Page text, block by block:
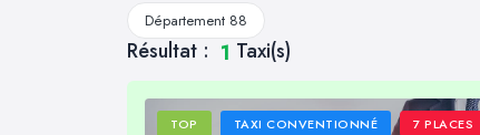
Département 88
Résultat : 1 Taxi(s)
TOP TAXI CONVENTIONNÉ 7 PLACES